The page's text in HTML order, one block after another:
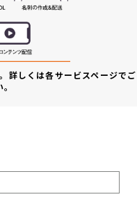
詳しくは各サービスページでご